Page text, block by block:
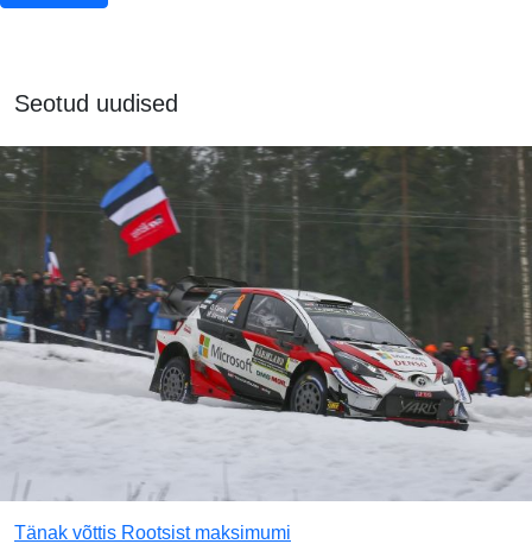
Seotud uudised
Tänak võttis Rootsist maksimumi